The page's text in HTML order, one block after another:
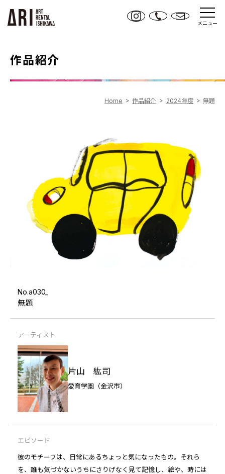
メニュー
作品紹介
Home 作品紹介 2024年度 無題
No.a030_
無題
アーティスト
片山 紘司
愛育学園（金沢市）
エピソード
彼のモチーフは、日常にあるちょっと気になったもの。それら
を、誰も気づかないうちにさりげなく見て記憶し、絵や、時には